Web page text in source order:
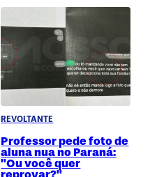
REVOLTANTE
Professor pede foto de
aluna nua no Paraná:
"Ou você quer
reprovar?"